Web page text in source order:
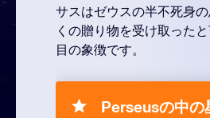
サスはゼウスの半不死身
くの贈り物を受け取った
目の象徴です。
Perseusの中の